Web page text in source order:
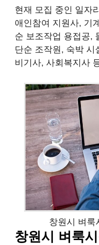
현재 모집 중인 일자
애인참여 지원사, 기
순 보조작업 용접공,
단순 조작원, 숙박 시
비기사, 사회복지사
창원시 벼룩
창원시 벼룩